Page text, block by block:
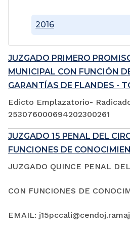
2016
JUZGADO PRIMERO
MUNICIPAL CON FUNCIÓN
GARANTÍAS DE FLANDES -
Edicto Emplazatorio-
253076000694202300261
JUZGADO 15 PENAL DEL
FUNCIONES DE
JUZGADO QUINCE PENAL
CON FUNCIONES DE
EMAIL: